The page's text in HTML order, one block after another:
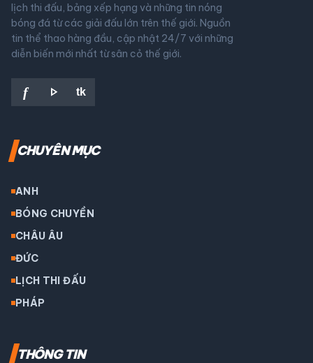
lịch thi đấu, bảng xếp hạng và những tin nóng
bóng đá từ các giải đấu lớn trên thế giới. Nguồn
tin thể thao hàng đầu, cập nhật 24/7 với những
diễn biến mới nhất từ sân cỏ thế giới.
f play_arrow tk
CHUYÊN MỤC
ANH
BÓNG CHUYỀN
CHÂU ÂU
ĐỨC
LỊCH THI ĐẤU
PHÁP
THÔNG TIN